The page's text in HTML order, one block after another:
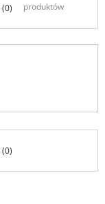
produktów
0)
0)